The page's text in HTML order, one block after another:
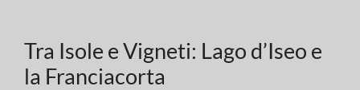
Tra Isole e Vigneti: Lago d’Iseo e
la Franciacorta